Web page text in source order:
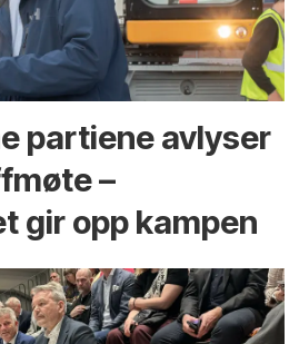
partiene avlyser
–
gir opp kampen